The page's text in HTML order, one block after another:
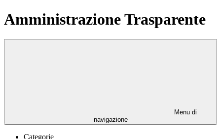
Amministrazione Trasparente
Menu di
navigazione
Categorie